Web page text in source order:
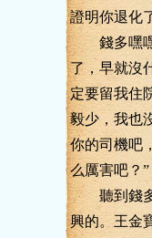
證明你退化
錢多嘿嘿
了，早就沒
定要留我住
毅少，我也
你的司機吧
么厲害吧？”
聽到錢多
興的。王金